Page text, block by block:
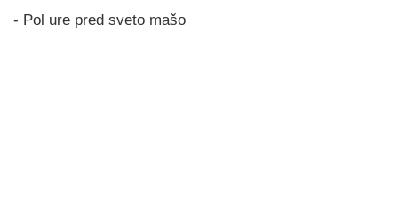
- Pol ure pred sveto mašo